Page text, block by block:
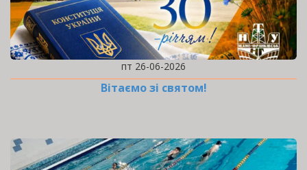
пт 26-06-2026
Вітаємо зі святом!